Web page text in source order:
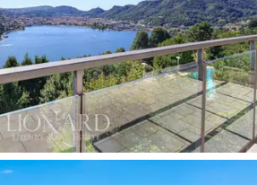
mqè organizzato in
con alberi da frutto e aiuole
verso i livelli più bassi,
e percorsi panoramici. I
cui uno da100 mqe uno da50
con il lago, mentre il
ambienti di convivialità